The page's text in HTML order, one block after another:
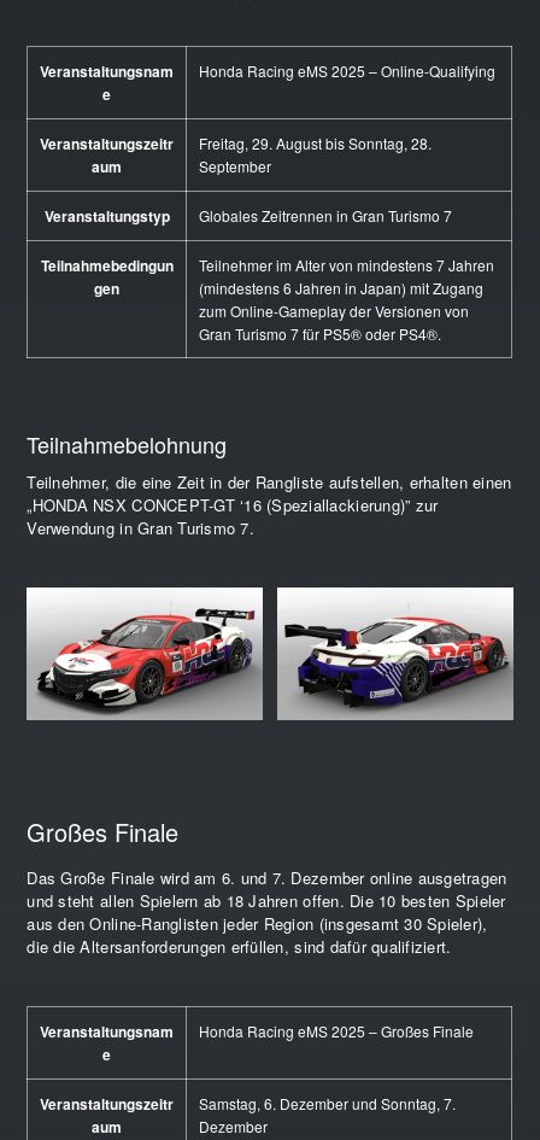
Veranstaltungsnam
e
Honda Racing eMS 2025 – Online-Qualifying
Veranstaltungszeitr
aum
Freitag, 29. August bis Sonntag, 28.
September
Veranstaltungstyp Globales Zeitrennen in Gran Turismo 7
Teilnahmebedingun
gen
Teilnehmer im Alter von mindestens 7 Jahren
(mindestens 6 Jahren in Japan) mit Zugang
zum Online-Gameplay der Versionen von
Gran Turismo 7 für PS5® oder PS4®.
Teilnahmebelohnung
Teilnehmer, die eine Zeit in der Rangliste aufstellen, erhalten einen
„HONDA NSX CONCEPT-GT ‘16 (Speziallackierung)” zur
Verwendung in Gran Turismo 7.
Großes Finale
Das Große Finale wird am 6. und 7. Dezember online ausgetragen
und steht allen Spielern ab 18 Jahren offen. Die 10 besten Spieler
aus den Online-Ranglisten jeder Region (insgesamt 30 Spieler),
die die Altersanforderungen erfüllen, sind dafür qualifiziert.
Veranstaltungsnam
e
Honda Racing eMS 2025 – Großes Finale
Veranstaltungszeitr
aum
Samstag, 6. Dezember und Sonntag, 7.
Dezember